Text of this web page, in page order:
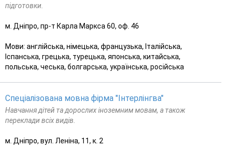
підготовки.
м. Дніпро, пр-т Карла Маркса 60, оф. 46
Мови: англійська, німецька, французька, Італійська,
Іспанська, грецька, турецька, японська, китайська,
польська, чеська, болгарська, українська, російська
Спеціалізована мовна фірма "Інтерлінгва"
Навчання дітей та дорослих іноземним мовам, а також
переклади всіх видів.
м. Дніпро, вул. Леніна, 11, к. 2